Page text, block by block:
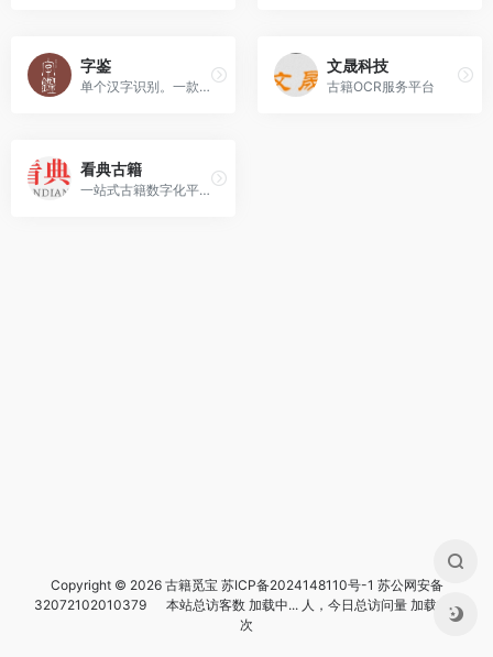
字鉴
单个汉字识别。一款可以通过拍照或上传照片来识别古文、生僻字的书法智能识别软件。
文晟科技
古籍OCR服务平台
看典古籍
一站式古籍数字化平台，提供古籍阅读、检索、识别、校对等服务。
Copyright © 2026 古籍觅宝 苏ICP备2024148110号-1 苏公网安备
32072102010379
本站总访客数 加载中...人，今日总访问量 加载中...
次